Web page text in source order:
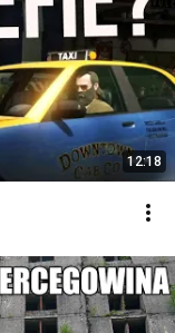
12:18